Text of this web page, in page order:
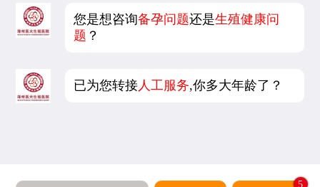
您是想咨询备孕问题还是生殖健康问
题 ？
已为您转接 人工服务,你多大年龄了？
5